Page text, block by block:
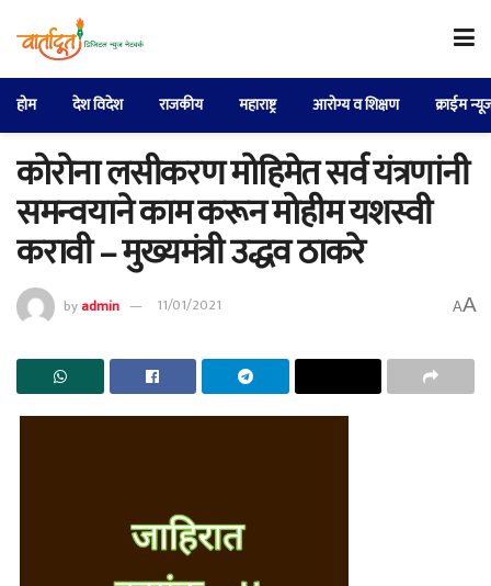
होम देश विदेश राजकीय महाराष्ट्र आरोग्य व शिक्षण क्राईम
कोरोना लसीकरण मोहिमेत सर्व यंत्रणांनी
समन्वयाने काम करून मोहीम यशस्वी
करावी – मुख्यमंत्री उद्धव ठाकरे
byadmin 11/01/2021 AA